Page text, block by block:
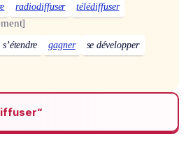
radiodiffuser télédiffuser
s’étendre gagner
se développer